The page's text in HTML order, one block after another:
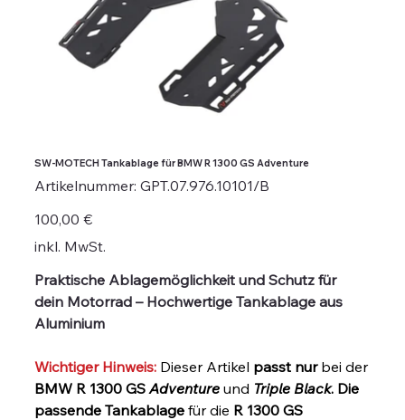
SW-MOTECH Tankablage für BMW R 1300 GS Adventure
Artikelnummer:
Artikelnummer:
GPT.07.976.10101/B
GPT.07.976.10101/B
Preis
100,00 €
inkl. MwSt.
Praktische Ablagemöglichkeit und Schutz für
dein Motorrad – Hochwertige Tankablage aus
Aluminium
Wichtiger Hinweis: Dieser Artikel passt nur bei der
BMW R 1300 GSAdventure und Triple Black. Die
passende Tankablage für die R 1300 GS